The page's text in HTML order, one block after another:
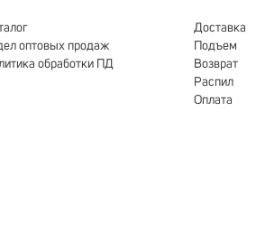
оптовых продаж
обработки ПД
Доставка
Подъем
Возврат
Распил
Оплата